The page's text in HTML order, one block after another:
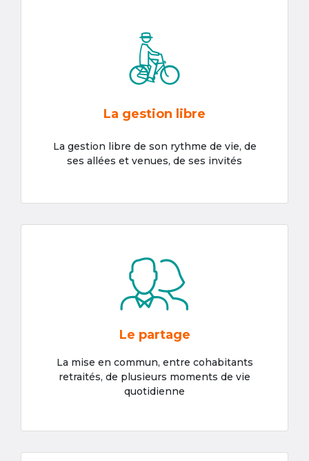
La gestion libre
La gestion libre de son rythme de vie, de
ses allées et venues, de ses invités
Le partage
La mise en commun, entre cohabitants
retraités, de plusieurs moments de vie
quotidienne